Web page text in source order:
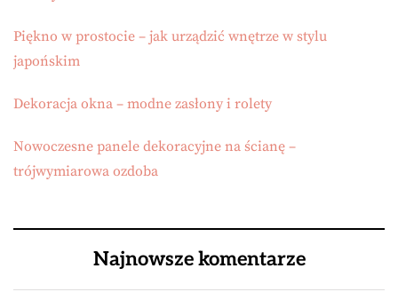
Piękno w prostocie – jak urządzić wnętrze w stylu
japońskim
Dekoracja okna – modne zasłony i rolety
Nowoczesne panele dekoracyjne na ścianę –
trójwymiarowa ozdoba
Najnowsze komentarze